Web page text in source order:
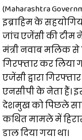
(Maharashtra
इब्राहिम के
जांच एजेंसी की टीम
मंत्री नवाब मलिक
गिरफ्तार कर लिया
एजेंसी द्वारा
एनसीपी के नेता हैं।
देशमुख को पिछले
कथित मामले में
डाल दिया गया था।